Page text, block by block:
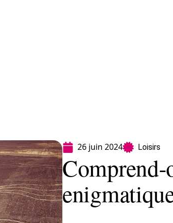
26 juin 2024 Loisirs
Comprend-